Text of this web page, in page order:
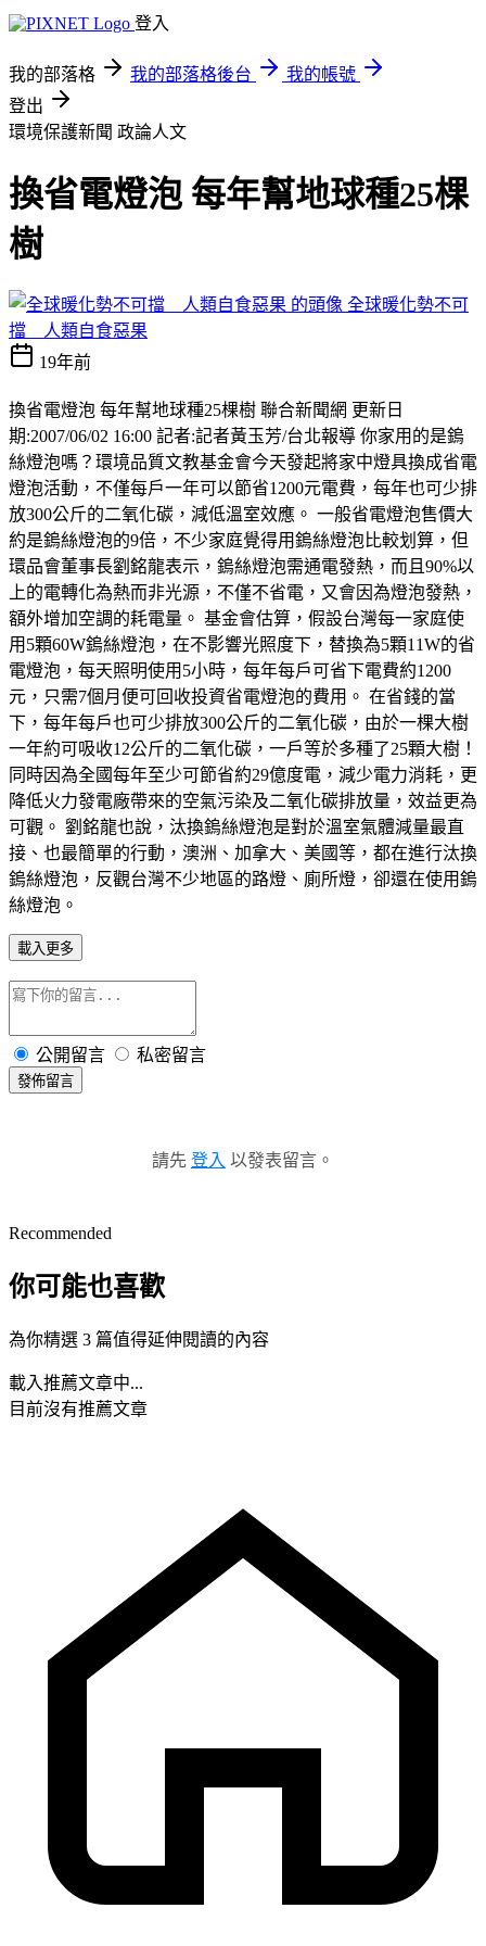
登入
我的部落格 我的部落格後台
我的帳號
登出
環境保護新聞 政論人文
換省電燈泡 每年幫地球種25棵
樹
全球暖化勢不可
擋 人類自食惡果
19年前
換省電燈泡 每年幫地球種25棵樹 聯合新聞網 更新日
期:2007/06/02 16:00 記者:記者黃玉芳/台北報導 你家用的是鎢
絲燈泡嗎？環境品質文教基金會今天發起將家中燈具換成省電
燈泡活動，不僅每戶一年可以節省1200元電費，每年也可少排
放300公斤的二氧化碳，減低溫室效應。 一般省電燈泡售價大
約是鎢絲燈泡的9倍，不少家庭覺得用鎢絲燈泡比較划算，但
環品會董事長劉銘龍表示，鎢絲燈泡需通電發熱，而且90%以
上的電轉化為熱而非光源，不僅不省電，又會因為燈泡發熱，
額外增加空調的耗電量。 基金會估算，假設台灣每一家庭使
用5顆60W鎢絲燈泡，在不影響光照度下，替換為5顆11W的省
電燈泡，每天照明使用5小時，每年每戶可省下電費約1200
元，只需7個月便可回收投資省電燈泡的費用。 在省錢的當
下，每年每戶也可少排放300公斤的二氧化碳，由於一棵大樹
一年約可吸收12公斤的二氧化碳，一戶等於多種了25顆大樹！
同時因為全國每年至少可節省約29億度電，減少電力消耗，更
降低火力發電廠帶來的空氣污染及二氧化碳排放量，效益更為
可觀。 劉銘龍也說，汰換鎢絲燈泡是對於溫室氣體減量最直
接、也最簡單的行動，澳洲、加拿大、美國等，都在進行汰換
鎢絲燈泡，反觀台灣不少地區的路燈、廁所燈，卻還在使用鎢
絲燈泡。
載入更多
公開留言 私密留言
發佈留言
請先 登入 以發表留言。
Recommended
你可能也喜歡
為你精選 3 篇值得延伸閱讀的內容
載入推薦文章中...
目前沒有推薦文章